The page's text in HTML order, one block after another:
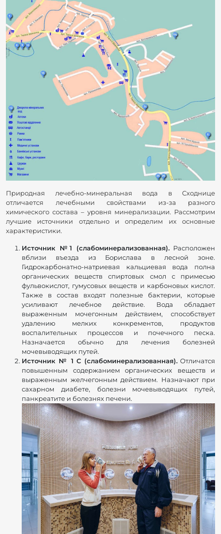
Природная лечебно-минеральная вода в Сходнице
отличается лечебными свойствами из-за разного
химического состава – уровня минерализации. Рассмотрим
лучшие источники отдельно и определим их основные
характеристики.
Источник №1 (слабоминерализованная).Расположен
вблизи въезда из Борислава в лесной зоне.
Гидрокарбонатно-натриевая кальциевая вода полна
органических веществ спиртовых смол с примесью
фульвокислот, гумусовых веществ и карбоновых кислот.
Также в состав входят полезные бактерии, которые
усиливают лечебное действие. Вода обладает
выраженным мочегонным действием, способствует
удалению мелких конкрементов, продуктов
воспалительных процессов и почечного песка.
Назначается обычно для лечения болезней
мочевыводящих путей.
Источник № 1 С (слабоминерализованная).Отличатся
повышенным содержанием органических веществ и
выраженным желчегонным действием. Назначают при
сахарном диабете, болезни мочевыводящих путей,
панкреатите и болезнях печени.